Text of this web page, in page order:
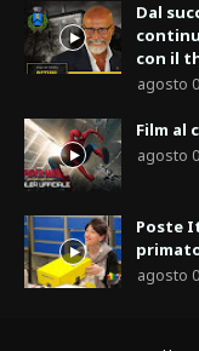
Dal
con il
agosto
Film al
agosto
Poste
agosto